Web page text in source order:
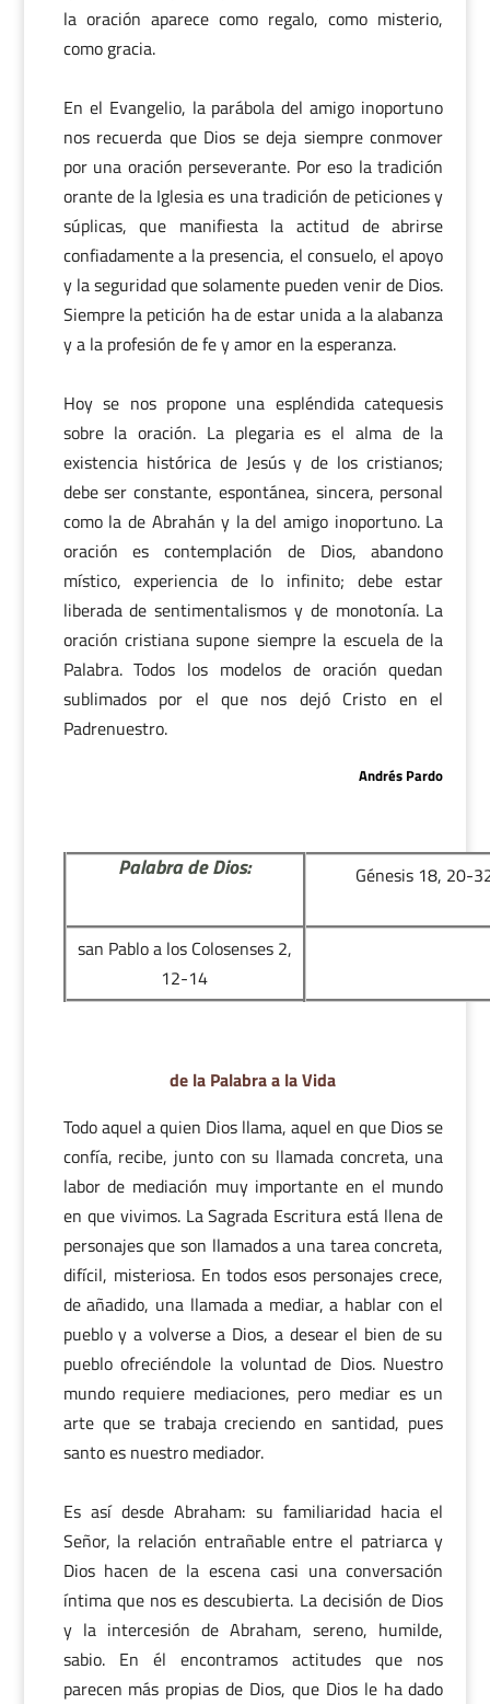
la oración aparece como regalo, como misterio,
como gracia.
En el Evangelio, la parábola del amigo inoportuno
nos recuerda que Dios se deja siempre conmover
por una oración perseverante. Por eso la tradición
orante de la Iglesia es una tradición de peticiones y
súplicas, que manifiesta la actitud de abrirse
confiadamente a la presencia, el consuelo, el apoyo
y la seguridad que solamente pueden venir de Dios.
Siempre la petición ha de estar unida a la alabanza
y a la profesión de fe y amor en la esperanza.
Hoy se nos propone una espléndida catequesis
sobre la oración. La plegaria es el alma de la
existencia histórica de Jesús y de los cristianos;
debe ser constante, espontánea, sincera, personal
como la de Abrahán y la del amigo inoportuno. La
oración es contemplación de Dios, abandono
místico, experiencia de lo infinito; debe estar
liberada de sentimentalismos y de monotonía. La
oración cristiana supone siempre la escuela de la
Palabra. Todos los modelos de oración quedan
sublimados por el que nos dejó Cristo en el
Padrenuestro.
Andrés Pardo
Palabra de Dios: Génesis 18, 20-
san Pablo a los Colosenses 2,
12-14
de la Palabra a la Vida
Todo aquel a quien Dios llama, aquel en que Dios se
confía, recibe, junto con su llamada concreta, una
labor de mediación muy importante en el mundo
en que vivimos. La Sagrada Escritura está llena de
personajes que son llamados a una tarea concreta,
difícil, misteriosa. En todos esos personajes crece,
de añadido, una llamada a mediar, a hablar con el
pueblo y a volverse a Dios, a desear el bien de su
pueblo ofreciéndole la voluntad de Dios. Nuestro
mundo requiere mediaciones, pero mediar es un
arte que se trabaja creciendo en santidad, pues
santo es nuestro mediador.
Es así desde Abraham: su familiaridad hacia el
Señor, la relación entrañable entre el patriarca y
Dios hacen de la escena casi una conversación
íntima que nos es descubierta. La decisión de Dios
y la intercesión de Abraham, sereno, humilde,
sabio. En él encontramos actitudes que nos
parecen más propias de Dios, que Dios le ha dado